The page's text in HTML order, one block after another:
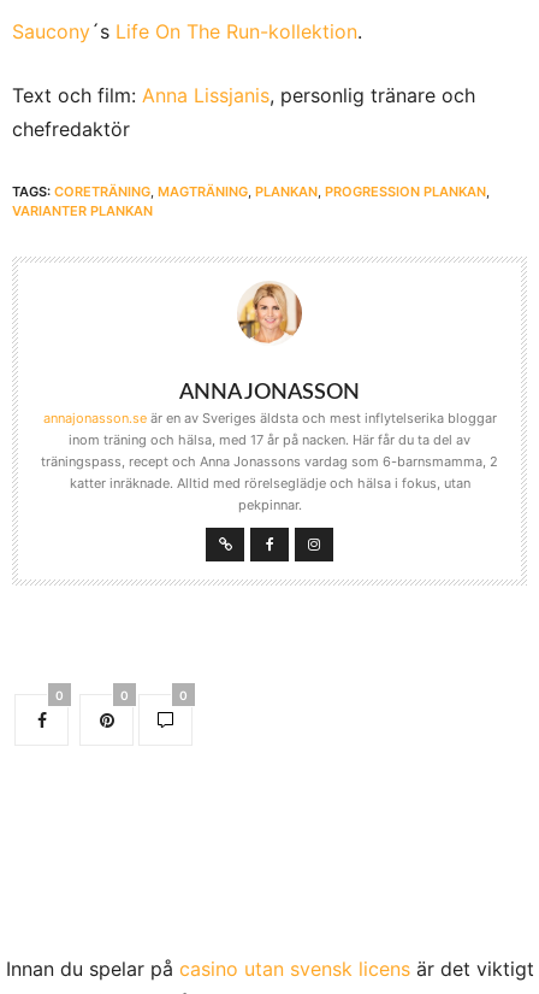
Saucony´s Life On The Run-kollektion.
Text och film: Anna Lissjanis, personlig tränare och
chefredaktör
TAGS: CORETRÄNING, MAGTRÄNING, PLANKAN, PROGRESSION PLANKAN,
VARIANTER PLANKAN
ANNA JONASSON
annajonasson.seär en av Sveriges äldsta och mest inflytelserika bloggar
inom träning och hälsa, med 17 år på nacken. Här får du ta del av
träningspass, recept och Anna Jonassons vardag som 6-barnsmamma, 2
katter inräknade. Alltid med rörelseglädje och hälsa i fokus, utan
pekpinnar.
0 0 0
Innan du spelar på casino utan svensk licensär det viktigt